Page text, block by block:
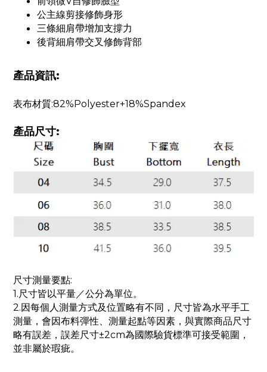
公主線剪接修飾身形
三條細肩帶增加支撐力
後背細肩帶交叉修飾背部
產品資訊:
表布材質:82%Polyester+18%Spandex
產品尺寸:
尺寸測量要點:
1.尺寸皆以平量／公分為單位。
2.因每個人測量方式及位置略有不同，尺寸皆為水平手工
測量，會因布料彈性、測量起點等因素，與實際商品尺寸
略有誤差，誤差尺寸±2cm為國際驗貨標準可接受範圍，
並非屬於瑕疵。